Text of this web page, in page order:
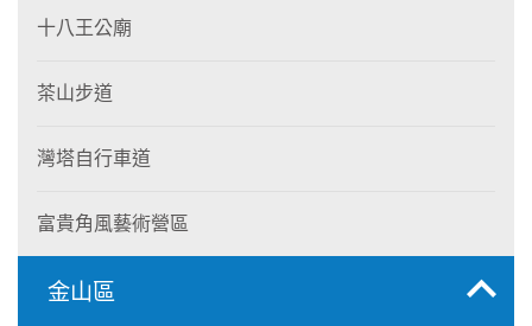
十八王公廟
茶山步道
灣塔自行車道
富貴角風藝術營區
金山區